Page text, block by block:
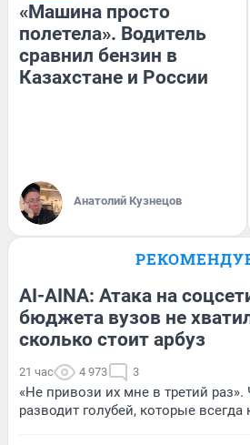
«Машина просто
полетела». Водитель
сравнил бензин в
Казахстане и России
Анатолий Кузнецов
AI-AINA: Атака на
бюджета вузов не
сколько стоит арбуз
21 час 4 973 3
«Не привози их мне в третий раз».
разводит голубей, которые